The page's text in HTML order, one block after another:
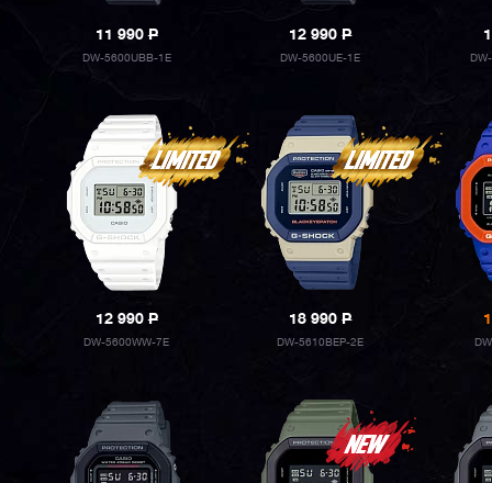
11 990P
DW-5600UBB-1E
12 990P
DW-5600UE-1E
12 990P
DW-5600WW-7E
18 990P
DW-5610BEP-2E